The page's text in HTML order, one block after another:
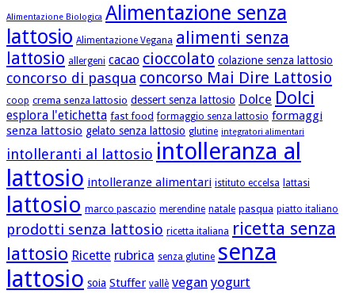
Alimentazione Biologica Alimentazione senza
lattosio Alimentazione Vegana alimenti senza
lattosio allergeni cacao cioccolato colazione senza lattosio
concorso di pasqua concorso Mai Dire Lattosio
coop crema senza lattosio dessert senza lattosio Dolce Dolci
esplora l'etichetta fast food formaggio senza lattosio formaggi
senza lattosio gelato senza lattosio glutine integratori alimentari
intolleranti al lattosio intolleranza al
lattosio intolleranze alimentari istituto eccelsa lattasi
lattosio marco pascazio merendine natale pasqua piatto italiano
prodotti senza lattosio ricetta italiana ricetta senza
lattosio Ricette rubrica senza glutine senza
lattosio soia Stuffer vallè vegan yogurt